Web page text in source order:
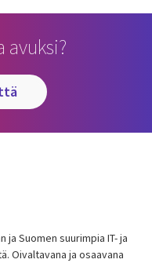
avuksi?
ja Suomen suurimpia IT- ja
Oivaltavana ja osaavana